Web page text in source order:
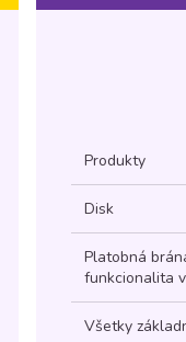
Produkty
Disk
Platobná
funkcionalita
Všetky